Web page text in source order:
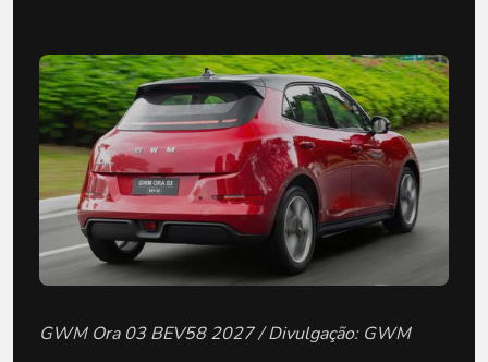
GWM Ora 03 BEV58 2027 / Divulgação: GWM